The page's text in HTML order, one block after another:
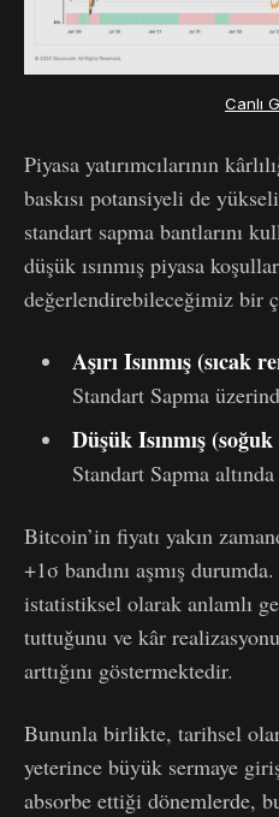
Canlı
Piyasa yatırımcılarının
baskısı potansiyeli de
standart sapma bantlarını
düşük ısınmış piyasa
değerlendirebileceğimiz bir
Aşırı Isınmış (sıcak
Standart Sapma
Düşük Isınmış
Standart Sapma
Bitcoin’in fiyatı yakın
+1σ bandını aşmış
istatistiksel olarak anlamlı
tuttuğunu ve kâr
arttığını göstermektedir.
Bununla birlikte, tarihsel
yeterince büyük sermaye
absorbe ettiği dönemlerde, bu